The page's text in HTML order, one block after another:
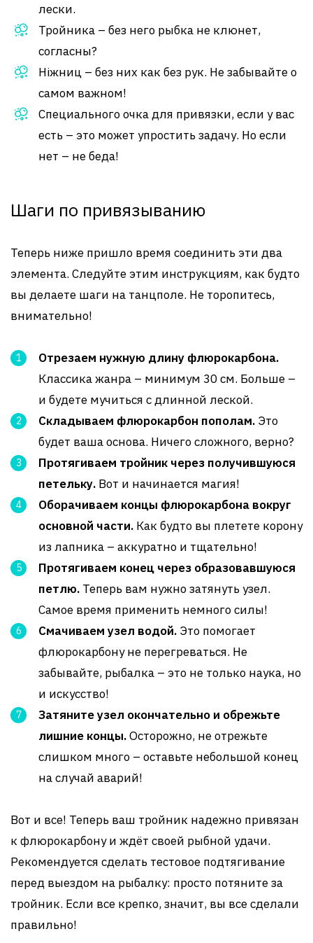
лески.
Тройника – без него рыбка не клюнет,
согласны?
Ніжниц – без них как без рук. Не забывайте о
самом важном!
Специального очка для привязки, если у вас
есть – это может упростить задачу. Но если
нет – не беда!
Шаги по привязыванию
Теперь ниже пришло время соединить эти два
элемента. Следуйте этим инструкциям, как будто
вы делаете шаги на танцполе. Не торопитесь,
внимательно!
Отрезаем нужную длину флюрокарбона.
Классика жанра – минимум 30 см. Больше –
и будете мучиться с длинной леской.
Складываем флюрокарбон пополам. Это
будет ваша основа. Ничего сложного, верно?
Протягиваем тройник через получившуюся
петельку. Вот и начинается магия!
Оборачиваем концы флюрокарбона вокруг
основной части. Как будто вы плетете корону
из лапника – аккуратно и тщательно!
Протягиваем конец через образовавшуюся
петлю. Теперь вам нужно затянуть узел.
Самое время применить немного силы!
Смачиваем узел водой. Это помогает
флюрокарбону не перегреваться. Не
забывайте, рыбалка – это не только наука, но
и искусство!
Затяните узел окончательно и обрежьте
лишние концы.Осторожно, не отрежьте
слишком много – оставьте небольшой конец
на случай аварий!
Вот и все! Теперь ваш тройник надежно привязан
к флюрокарбону и ждёт своей рыбной удачи.
Рекомендуется сделать тестовое подтягивание
перед выездом на рыбалку: просто потяните за
тройник. Если все крепко, значит, вы все сделали
правильно!